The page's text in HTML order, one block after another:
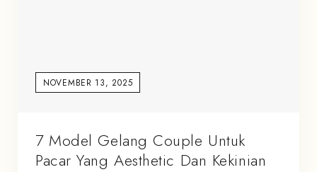
NOVEMBER 13, 2025
7 Model Gelang Couple Untuk
Pacar Yang Aesthetic Dan Kekinian